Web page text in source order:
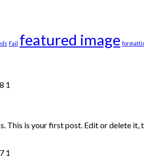
Fail featured image
1
This is your first post. Edit or delete it,
1